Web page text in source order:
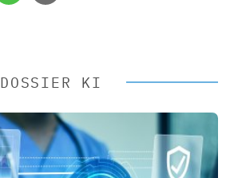
DOSSIER KI